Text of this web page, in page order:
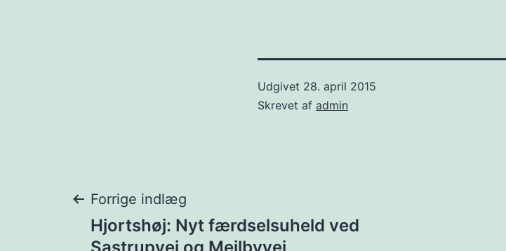
Udgivet 28. april 2015
Skrevet af admin
Indlægsnavigation
Forrige indlæg
Hjortshøj: Nyt færdselsuheld ved